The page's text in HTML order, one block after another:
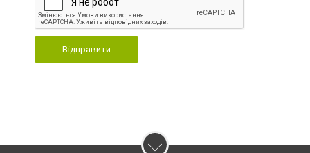
Відправити